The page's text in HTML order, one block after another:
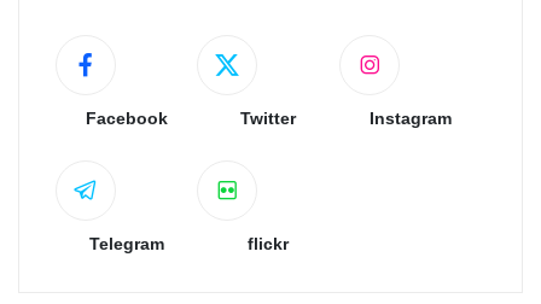
Facebook Twitter Instagram
Telegram flickr